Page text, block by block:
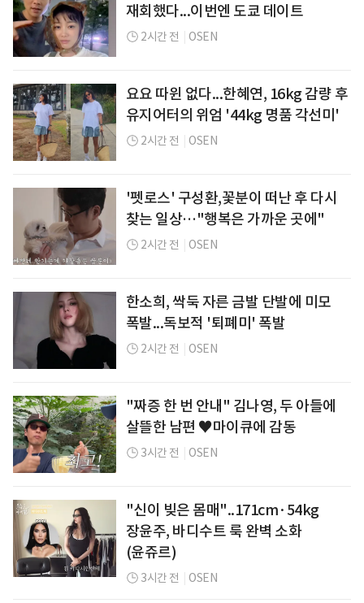
재회했다...이번엔 도쿄 데이트
2시간 전 OSEN
요요 따윈 없다...한혜연, 16kg 감량 후
유지어터의 위엄 '44kg 명품 각선미'
2시간 전 OSEN
'펫로스' 구성환,꽃분이 떠난 후 다시
찾는 일상…"행복은 가까운 곳에"
2시간 전 OSEN
한소희, 싹둑 자른 금발 단발에 미모
폭발...독보적 '퇴폐미' 폭발
2시간 전 OSEN
"짜증 한 번 안내" 김나영, 두 아들에
살뜰한 남편 ♥마이큐에 감동
3시간 전 OSEN
"신이 빚은 몸매"..171cm·54kg
장윤주, 바디수트 룩 완벽 소화
(윤쥬르)
3시간 전 OSEN